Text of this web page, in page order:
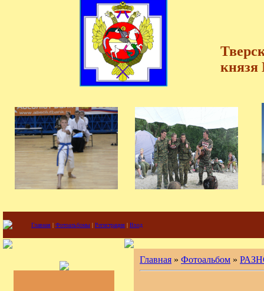
князя
Главная | Фотоальбомы | Регистрация | Вход
Главная » Фотоальбом »